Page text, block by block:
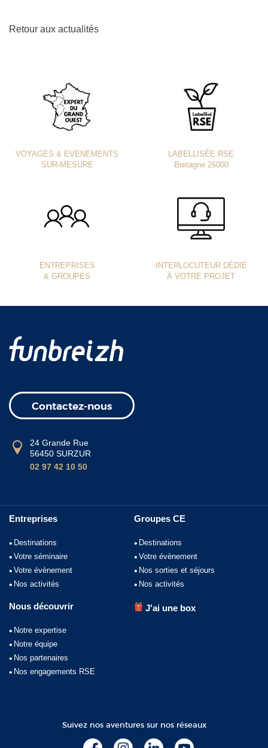
Retour aux actualités
VOYAGES & EVENEMENTS
SUR-MESURE
LABELLISÉE RSE
Bretagne 26000
ENTREPRISES
& GROUPES
INTERLOCUTEUR DÉDIÉ
À VOTRE PROJET
Contactez-nous
24 Grande Rue
56450 SURZUR
02 97 42 10 50
Entreprises
Destinations
Votre séminaire
Votre évènement
Nos activités
Groupes CE
Destinations
Votre évènement
Nos sorties et séjours
Nos activités
Nous découvrir
Notre expertise
Notre équipe
Nos partenaires
Nos engagements RSE
J'ai une box
Suivez nos aventures sur nos réseaux